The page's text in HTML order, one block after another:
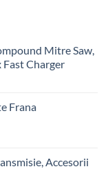
Mitre Saw,
Fast Charger
Frana
Accesorii